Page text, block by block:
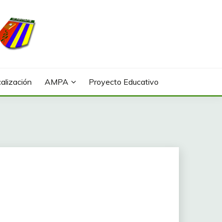
AMPA Proyecto Educativo